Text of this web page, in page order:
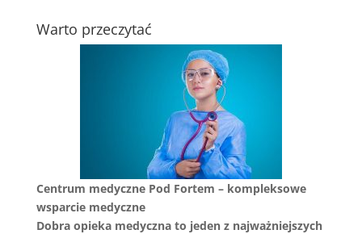
Warto przeczytać
Centrum medyczne Pod Fortem – kompleksowe
wsparcie medyczne
Dobra opieka medyczna to jeden z najważniejszych